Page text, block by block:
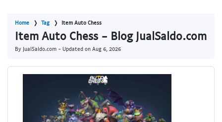
Home Tag Item Auto Chess
Item Auto Chess - Blog JualSaldo.com
By JualSaldo.com - Updated on Aug 6, 2026